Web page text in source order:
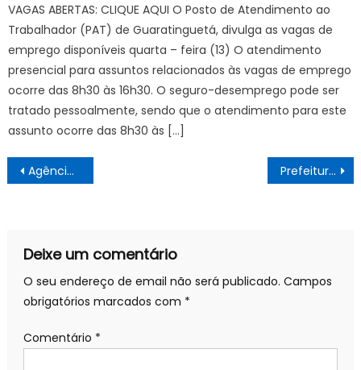
VAGAS ABERTAS: CLIQUE AQUI O Posto de Atendimento ao
Trabalhador (PAT) de Guaratinguetá, divulga as vagas de
emprego disponíveis quarta – feira (13) O atendimento
presencial para assuntos relacionados às vagas de emprego
ocorre das 8h30 às 16h30. O seguro-desemprego pode ser
tratado pessoalmente, sendo que o atendimento para este
assunto ocorre das 8h30 às […]
Navegação
de
Agência Minas Gerais | Estado acompanha trabalhos de ampliação de unidades prisionais e socioeducativas no Triângulo Mineiro Prefeitura realiza primeira edição do “Pedala Sorocaba” em 2024 neste domingo (4) – Noticias
Deixe um comentário
O seu endereço de email não será publicado. Campos
obrigatórios marcados com *
Comentário *